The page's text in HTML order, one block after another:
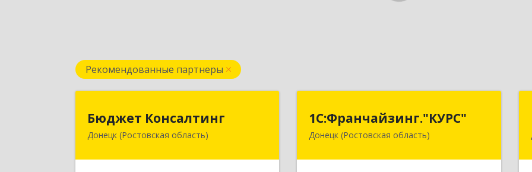
Рекомендованные партнеры
Бюджет Консалтинг
Донецк (Ростовская область)
346338, Ростовская обл, г.о. Город
1С:Франчайзинг."КУРС"
Донецк (Ростовская область)
1С:Франчайзинг."КУРС"
346330, Ростовская обл, Донецк г,